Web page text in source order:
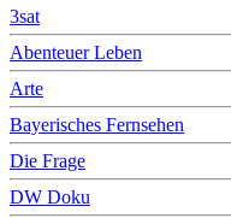
3sat
Abenteuer Leben
Arte
Bayerisches Fernsehen
Die Frage
DW Doku